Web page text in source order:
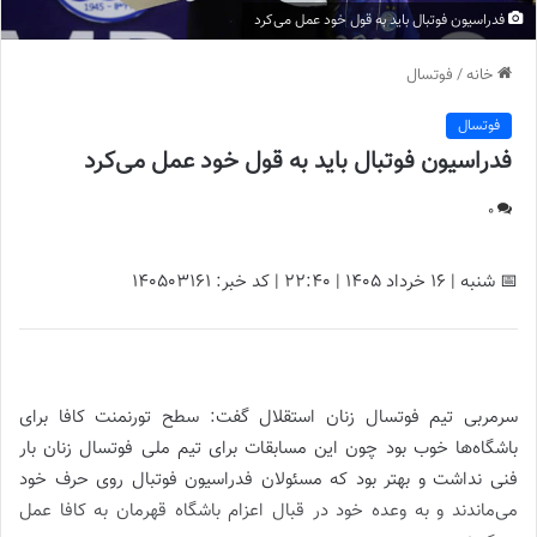
فدراسیون فوتبال باید به قول خود عمل می‌کرد
خانه/ فوتسال
فوتسال
فدراسیون فوتبال باید به قول خود عمل می‌کرد
0
📅 شنبه | 16 خرداد ۱۴۰۵ | 22:40 | کد خبر: 140503161
سرمربی تیم فوتسال زنان استقلال گفت: سطح تورنمنت کافا برای
باشگاه‌ها خوب بود چون این مسابقات برای تیم ملی فوتسال زنان بار
فنی نداشت و بهتر بود که مسئولان فدراسیون فوتبال روی حرف خود
می‌ماندند و به وعده خود در قبال اعزام باشگاه قهرمان به کافا عمل